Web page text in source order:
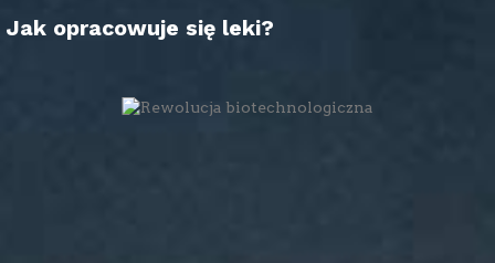
Jak opracowuje się leki?